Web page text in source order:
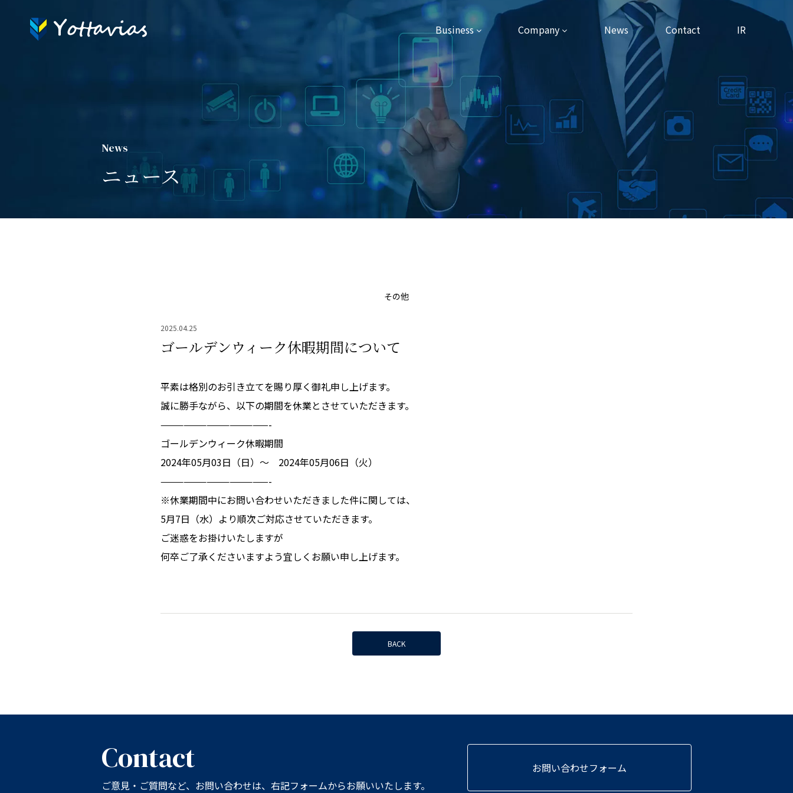
Business Company News Contact IR
News
ニュース
その他
2025.04.25
ゴールデンウィーク休暇期間について
平素は格別のお引き立てを賜り厚く御礼申し上げます。
誠に勝手ながら、以下の期間を休業とさせていただきます。
——————————————-
ゴールデンウィーク休暇期間
2024年05月03日（日）～ 2024年05月06日（火）
——————————————-
※休業期間中にお問い合わせいただきました件に関しては、
5月7日（水）より順次ご対応させていただきます。
ご迷惑をお掛けいたしますが
何卒ご了承くださいますよう宜しくお願い申し上げます。
BACK
Contact
ご意見・ご質問など、お問い合わせは、 右記フォームからお願いいたします。
お問い合わせフォーム